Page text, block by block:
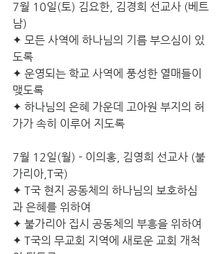
7월 10일(토) 김요한, 김경희 선교사 (베트
남)
✦ 모든 사역에 하나님의 기름 부으심이 있
도록
✦ 운영되는 학교 사역에 풍성한 열매들이
맺도록
✦ 하나님의 은혜 가운데 고아원 부지의 허
가가 속히 이루어 지도록
7월 12일(월) - 이의홍, 김영희 선교사 (불
가리아,T국)
✦ T국 현지 공동체의 하나님의 보호하심
과 은혜를 위하여
✦ 불가리아 집시 공동체의 부흥을 위하여
✦ T국의 무교회 지역에 새로운 교회 개척